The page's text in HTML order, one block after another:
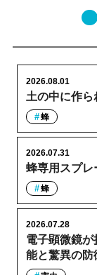
土の中に作
2026.08.01
蜂
蜂専用スプレ
2026.07.31
蜂
電子顕微鏡
能と驚異の防
2026.07.28